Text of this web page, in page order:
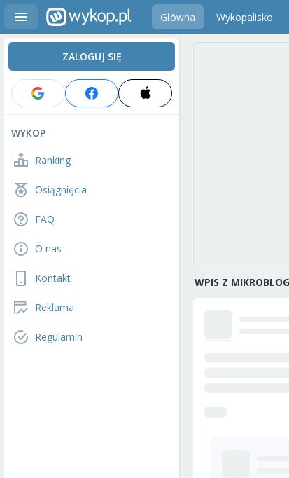
Główna Wykopalisko
ZALOGUJ SIĘ
WYKOP
Ranking
Osiągnięcia
FAQ
O nas
Kontakt
Reklama
Regulamin
WPIS Z